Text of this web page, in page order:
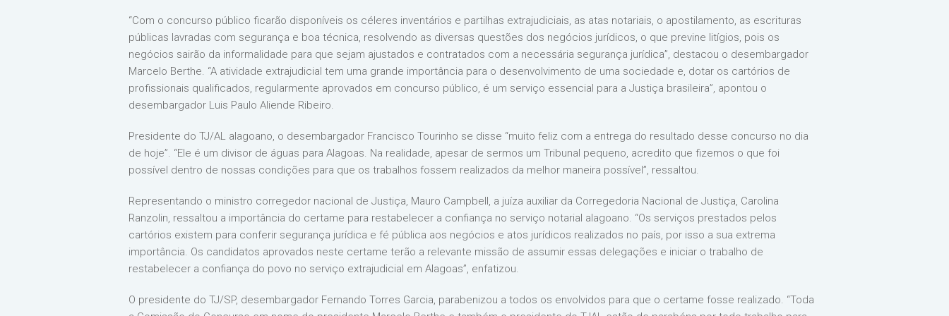
“Com o concurso público ficarão disponíveis os céleres inventários e partilhas extrajudiciais, as atas notariais, o apostilamento, as escrituras
públicas lavradas com segurança e boa técnica, resolvendo as diversas questões dos negócios jurídicos, o que previne litígios, pois os
negócios sairão da informalidade para que sejam ajustados e contratados com a necessária segurança jurídica”, destacou o desembargador
Marcelo Berthe. “A atividade extrajudicial tem uma grande importância para o desenvolvimento de uma sociedade e, dotar os cartórios de
profissionais qualificados, regularmente aprovados em concurso público, é um serviço essencial para a Justiça brasileira”, apontou o
desembargador Luis Paulo Aliende Ribeiro.
Presidente do TJ/AL alagoano, o desembargador Francisco Tourinho se disse “muito feliz com a entrega do resultado desse concurso no dia
de hoje”. “Ele é um divisor de águas para Alagoas. Na realidade, apesar de sermos um Tribunal pequeno, acredito que fizemos o que foi
possível dentro de nossas condições para que os trabalhos fossem realizados da melhor maneira possível”, ressaltou.
Representando o ministro corregedor nacional de Justiça, Mauro Campbell, a juíza auxiliar da Corregedoria Nacional de Justiça, Carolina
Ranzolin, ressaltou a importância do certame para restabelecer a confiança no serviço notarial alagoano. “Os serviços prestados pelos
cartórios existem para conferir segurança jurídica e fé pública aos negócios e atos jurídicos realizados no país, por isso a sua extrema
importância. Os candidatos aprovados neste certame terão a relevante missão de assumir essas delegações e iniciar o trabalho de
restabelecer a confiança do povo no serviço extrajudicial em Alagoas”, enfatizou.
O presidente do TJ/SP, desembargador Fernando Torres Garcia, parabenizou a todos os envolvidos para que o certame fosse realizado. “Toda